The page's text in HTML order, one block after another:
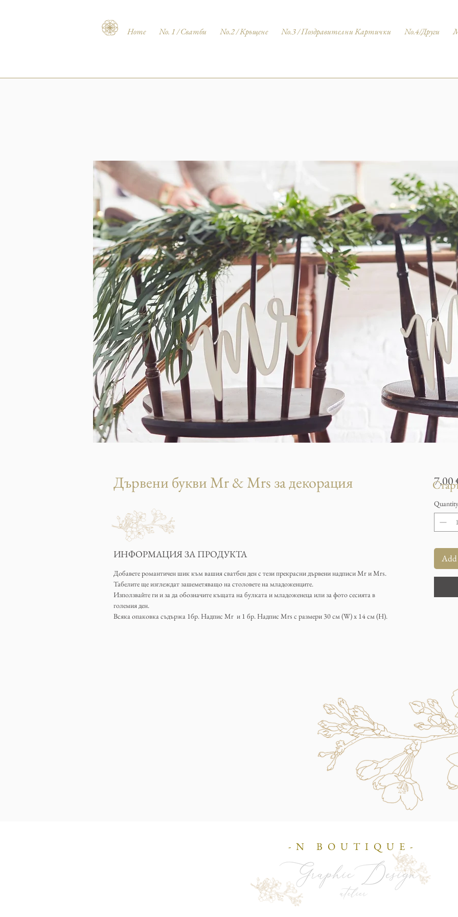
Home No. 1 / Сватби No.2 / Кръщене No.3 / Поздравителни Картички No.4/Други
Дървени букви Мr & Mrs за декорация
ИНФОРМАЦИЯ ЗА ПРОДУКТА
Добавете романтичен шик към вашия сватбен ден с тези прекрасни дървени надписи Mr и Mrs.
Табелите ще изглеждат зашеметяващo на столовете на младоженците.
Използвайте ги и за да обозначите къщата на булката и младоженеца или за фото сесията в
големия ден.
Всяка опаковка съдържа 1бр. Надпис Mr и 1 бр. Надпис Mrs с размери 30 см (W) х 14 см (H).
7,00
Quantity
Add
-N BOUTIQUE-